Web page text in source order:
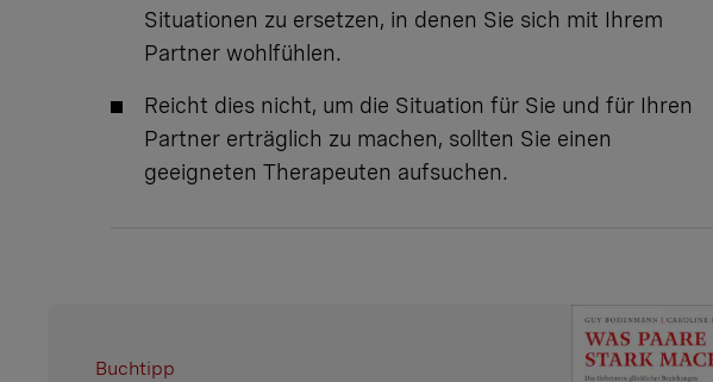
Situationen zu ersetzen, in denen Sie sich mit Ihrem
Partner wohlfühlen.
Reicht dies nicht, um die Situation für Sie und für Ihren
Partner erträglich zu machen, sollten Sie einen
geeigneten Therapeuten aufsuchen.
Buchtipp